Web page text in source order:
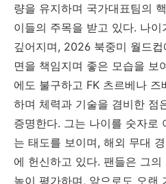
량을 유지하며 국가대표팀의
이들의 주목을 받고 있다. 나
깊어지며, 2026 북중미 월드
면을 책임지며 좋은 모습을 보
에도 불구하고 FK 츠르베나
하며 체력과 기술을 겸비한 점
증명한다. 그는 나이를 숫자로
는 태도를 보이며, 해외 무대
에 헌신하고 있다. 팬들은 그
높이 평가하며, 앞으로도 오랜